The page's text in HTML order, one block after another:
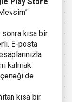
sonra kısa bir
E-posta
kalmak
de
kısa bir